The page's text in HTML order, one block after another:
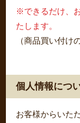
※できるだけ、
たします。
（商品買い付け
個人情報につ
お客様からいた